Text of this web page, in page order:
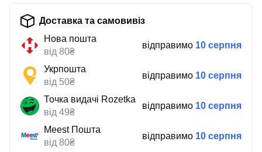
Доставка та самовивіз
Нова пошта
від 80₴
відправимо 10 серпня
Укрпошта
від 50₴
відправимо 10 серпня
Точка видачі Rozetka
від 49₴
відправимо 10 серпня
Meest Пошта
від 80₴
відправимо 10 серпня